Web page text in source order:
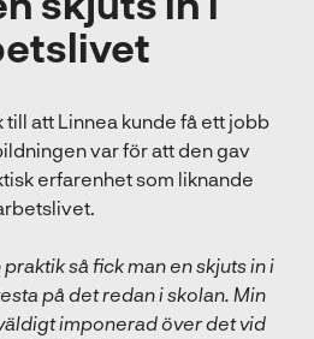
att Linnea kunde få ett jobb
var för att den gav
erfarenhet som liknande
så fick man en skjuts in i
på det redan i skolan. Min
imponerad över det vid